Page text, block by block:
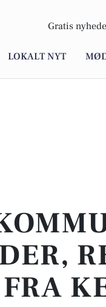
Gratis
LOKALT NYT